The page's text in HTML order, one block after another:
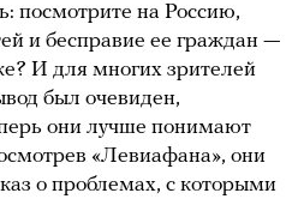
посмотрите на Россию,
и бесправие ее граждан —
И для многих зрителей
был очевиден,
они лучше понимают
«Левиафана», они
о проблемах, с которыми